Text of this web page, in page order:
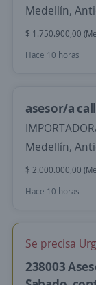
Medellín,
$ 1.750.900,00
Hace 10 horas
asesor/a
Medellín,
$ 2.000.000,00
Hace 10 horas
Se precisa
238003